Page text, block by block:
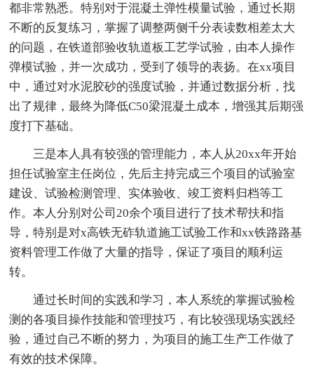
都非常熟悉。特别对于混凝土弹性模量试验，通过长期
不断的反复练习，掌握了调整两侧千分表读数相差太大
的问题，在铁道部验收轨道板工艺学试验，由本人操作
弹模试验，并一次成功，受到了领导的表扬。在xx项目
中，通过对水泥胶砂的强度试验，并通过数据分析，找
出了规律，最终为降低C50梁混凝土成本，增强其后期强
度打下基础。
三是本人具有较强的管理能力，本人从20xx年开始
担任试验室主任岗位，先后主持完成三个项目的试验室
建设、试验检测管理、实体验收、竣工资料归档等工
作。本人分别对公司20余个项目进行了技术帮扶和指
导，特别是对x高铁无砟轨道施工试验工作和xx铁路路基
资料管理工作做了大量的指导，保证了项目的顺利运
转。
通过长时间的实践和学习，本人系统的掌握试验检
测的各项目操作技能和管理技巧，有比较强现场实践经
验，通过自己不断的努力，为项目的施工生产工作做了
有效的技术保障。